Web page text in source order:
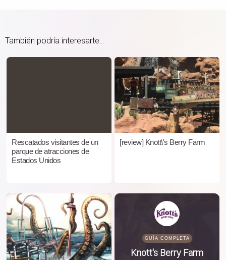
También podría interesarte...
Rescatados visitantes de un
parque de atracciones de
Estados Unidos
[review] Knott\'s Berry Farm
GUÍA COMPLETA
Knott's Berry Farm